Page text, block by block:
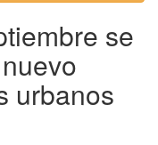
se
urbanos